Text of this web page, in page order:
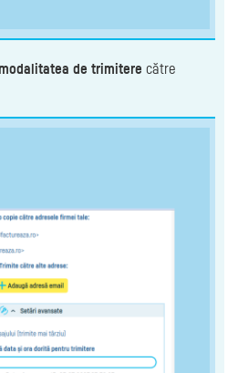
de trimitere către